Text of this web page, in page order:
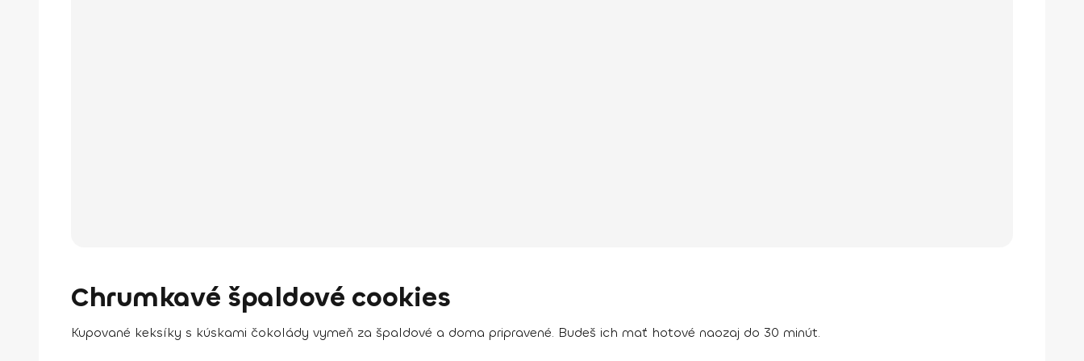
Chrumkavé špaldové cookies
Kupované keksíky s kúskami čokolády vymeň za špaldové a doma pripravené. Budeš ich mať hotové naozaj do 30 minút.